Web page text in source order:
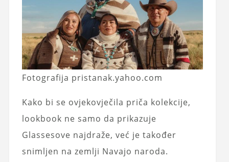
Fotografija pristanak.yahoo.com
Kako bi se ovjekovječila priča kolekcije,
lookbook ne samo da prikazuje
Glassesove najdraže, već je također
snimljen na zemlji Navajo naroda.